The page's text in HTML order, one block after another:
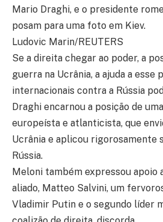
Mario Draghi, e o presidente
posam para uma foto em Kiev.
Ludovic Marin/REUTERS
Se a direita chegar ao poder, a
guerra na Ucrânia, a ajuda a esse
internacionais contra a Rússia
Draghi encarnou a posição de
europeísta e atlanticista, que
Ucrânia e aplicou rigorosamente
Rússia.
Meloni também expressou apoio
aliado, Matteo Salvini, um
Vladimir Putin e o segundo líder